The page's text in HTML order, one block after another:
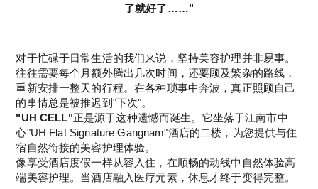
了就好了……"
对于忙碌于日常生活的我们来说，坚持美容护理并非易事。
往往需要每个月额外腾出几次时间，还要顾及繁杂的路线，
重新安排一整天的行程。在各种琐事中奔波，真正照顾自己
的事情总是被推迟到"下次"。
"UH CELL"正是源于这种遗憾而诞生。它坐落于江南市中
心"UH Flat Signature Gangnam"酒店的二楼，为您提供与住
宿自然衔接的美容护理体验。
像享受酒店度假一样从容入住，在顺畅的动线中自然体验高
端美容护理。当酒店融入医疗元素，休息才终于变得完整。